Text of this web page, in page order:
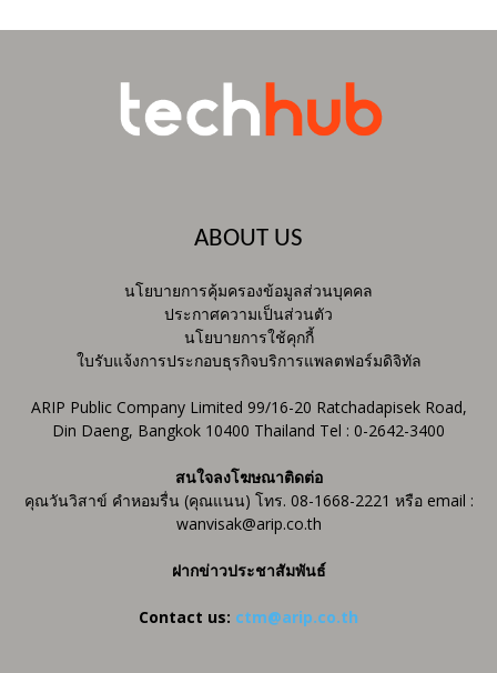
ABOUT US
นโยบายการคุ้มครองข้อมูลส่วนบุคคล
ประกาศความเป็นส่วนตัว
นโยบายการใช้คุกกี้
ใบรับแจ้งการประกอบธุรกิจบริการแพลตฟอร์มดิจิทัล
ARIP Public Company Limited 99/16-20 Ratchadapisek Road,
Din Daeng, Bangkok 10400 Thailand Tel : 0-2642-3400
สนใจลงโฆษณาติดต่อ
คุณวันวิสาข์ คำหอมรื่น (คุณแนน) โทร. 08-1668-2221 หรือ email :
wanvisak@arip.co.th
ฝากข่าวประชาสัมพันธ์
Contact us: ctm@arip.co.th